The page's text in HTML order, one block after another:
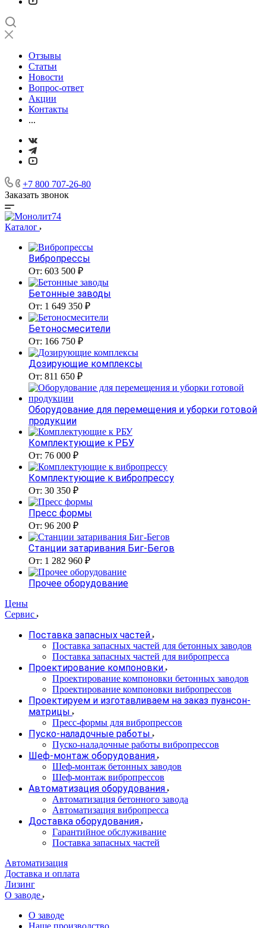
Отзывы
Статьи
Новости
Вопрос-ответ
Акции
Контакты
...
+7 800 707-26-80
Заказать звонок
Каталог
Вибропрессы
От: 603 500 ₽
Бетонные заводы
От: 1 649 350 ₽
Бетоносмесители
От: 166 750 ₽
Дозирующие комплексы
От: 811 650 ₽
Оборудование для перемещения и уборки готовой
продукции
Комплектующие к РБУ
От: 76 000 ₽
Комплектующие к вибропрессу
От: 30 350 ₽
Пресс формы
От: 96 200 ₽
Станции затаривания Биг-Бегов
От: 1 282 960 ₽
Прочее оборудование
Цены
Сервис
Поставка запасных частей
Поставка запасных частей для бетонных заводов
Поставка запасных частей для вибропресса
Проектирование компоновки
Проектирование компоновки бетонных заводов
Проектирование компоновки вибропрессов
Проектируем и изготавливаем на заказ пуансон-
матрицы
Пресс-формы для вибропрессов
Пуско-наладочные работы
Пуско-наладочные работы вибропрессов
Шеф-монтаж оборудования
Шеф-монтаж бетонных заводов
Шеф-монтаж вибропрессов
Автоматизация оборудования
Автоматизация бетонного завода
Автоматизация вибропресса
Доставка оборудования
Гарантийное обслуживание
Поставка запасных частей
Автоматизация
Доставка и оплата
Лизинг
О заводе
О заводе
Наше производство